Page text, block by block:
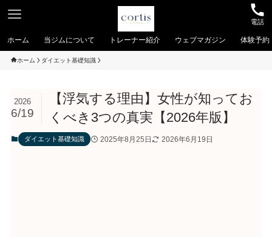
電話
ホーム 当ジムについて トレーナー紹介 ウェブマガジン 体験予約
ホーム ダイエット基礎知識
【浮気する理由】女性が知ってお
くべき3つの真実【2026年版】
2026
6/19
ダイエット基礎知識 2025年8月25日 2026年6月19日